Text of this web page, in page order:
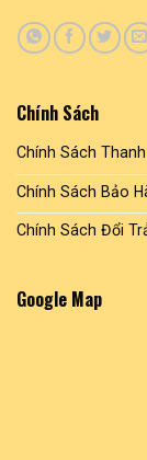
Chính Sách
Chính Sách
Chính Sách Bảo
Chính Sách Đổi
Google Map